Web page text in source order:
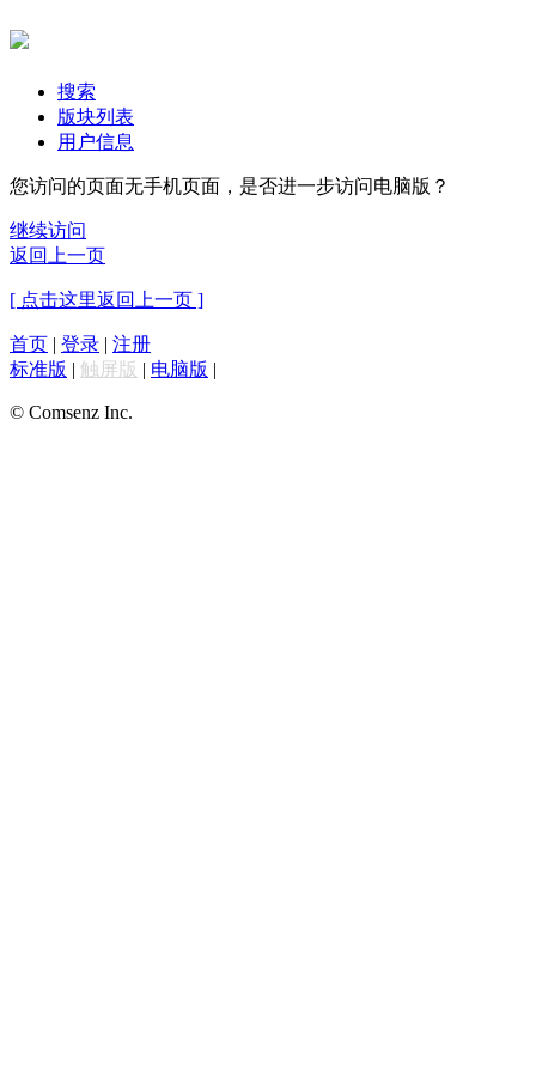
搜索
版块列表
用户信息
您访问的页面无手机页面，是否进一步访问电脑版？
继续访问
返回上一页
[ 点击这里返回上一页 ]
首页 | 登录 | 注册
标准版 | 触屏版 | 电脑版 |
© Comsenz Inc.